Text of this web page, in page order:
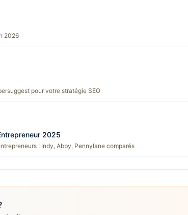
2026
pour votre stratégie SEO
2025
: Indy, Abby, Pennylane comparés